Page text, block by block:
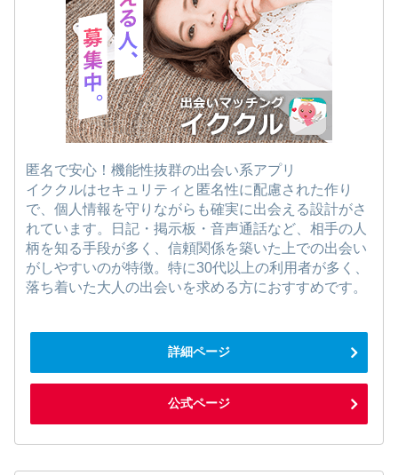
匿名で安心！機能性抜群の出会い系アプリ
イククルはセキュリティと匿名性に配慮された作り
で、個人情報を守りながらも確実に出会える設計がさ
れています。日記・掲示板・音声通話など、相手の人
柄を知る手段が多く、信頼関係を築いた上での出会い
がしやすいのが特徴。特に30代以上の利用者が多く、
落ち着いた大人の出会いを求める方におすすめです。
詳細ページ
公式ページ